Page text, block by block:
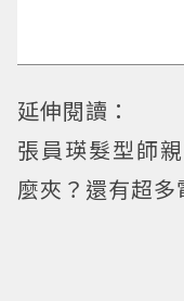
延伸閱讀：
張員瑛髮型師
麼夾？還有超